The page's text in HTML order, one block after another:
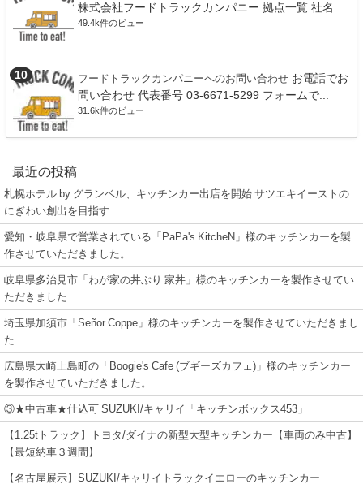
株式会社フードトラックカンパニー 拠点一覧 社名...
49.4k件のビュー
フードトラックカンパニーへのお問い合わせ お電話でお
問い合わせ 代表番号 03-6671-5299 フォームで...
31.6k件のビュー
最近の投稿
札幌ホテル by グランベル、キッチンカー出店を開始 サツエキイーストの
にぎわい創出を目指す
愛知・岐阜県で営業されている「PaPa's KitcheN」様のキッチンカーを製
作させていただきました。
岐阜県多治見市「わが家の丼ぶり 家丼」様のキッチンカーを製作させてい
ただきました
埼玉県加須市「Señor Coppe」様のキッチンカーを製作させていただきまし
た
広島県大崎上島町の「Boogie's Cafe (ブギーズカフェ)」様のキッチンカー
を製作させていただきました。
③★中古車★仕込可 SUZUKI/キャリイ「キッチンボックス453」
【1.25tトラック】トヨタ/ダイナの新型大型キッチンカー【車両のみ中古】
【最短納車３週間】
【名古屋展示】SUZUKI/キャリイトラックイエローのキッチンカー